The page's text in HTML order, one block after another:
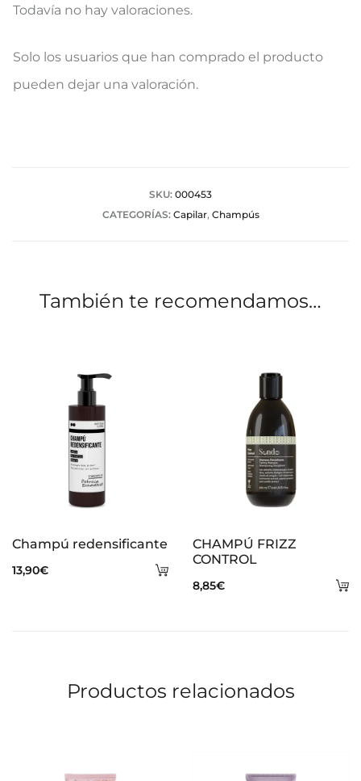
V
a
Todavía no hay valoraciones.
Solo los usuarios que han comprado el producto
pueden dejar una valoración.
SKU: 000453
CATEGORÍAS: Capilar, Champús
También te recomendamos…
Añadir
Champú redensificante
13,90€
CHAMPÚ FRIZZ
CONTROL
8,85€
Productos relacionados